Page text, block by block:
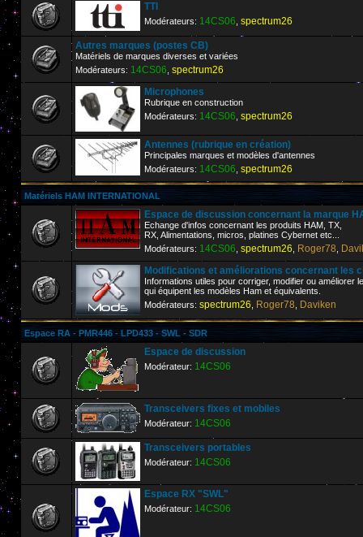
TTI
Modérateurs: 14CS06 spectrum26
Autres marques (postes CB)
Matériels de marques diverses et variées
Modérateurs: 14CS06 spectrum26
Microphones
Rubrique en construction
Modérateurs: 14CS06 spectrum26
Antennes (rubrique en création)
Principales marques et modèles d'antennes
Modérateurs: 14CS06 spectrum26
Matériels HAM INTERNATIONAL
Espace de discussion concernant la marque
Echange d'infos concernant les produits HAM, TX,
RX, Alimentations, micros, platines Cybernet etc...
Modérateurs: 14CS06 spectrum26 Roger78
Modifications et améliorations concernant les
Informations utiles pour corriger, modifier ou
qui équipent les modèles Ham et équivalents.
Modérateurs: spectrum26 Roger78 Daviken
Espace RA - PMR446 - LPD433 - SWL - SDR
Espace de discussion
Modérateur: 14CS06
Transceivers fixes et mobiles
Modérateur: 14CS06
Transceivers portables
Modérateur: 14CS06
Espace RX "SWL"
Modérateur: 14CS06